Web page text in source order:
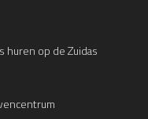
op de Zuidas